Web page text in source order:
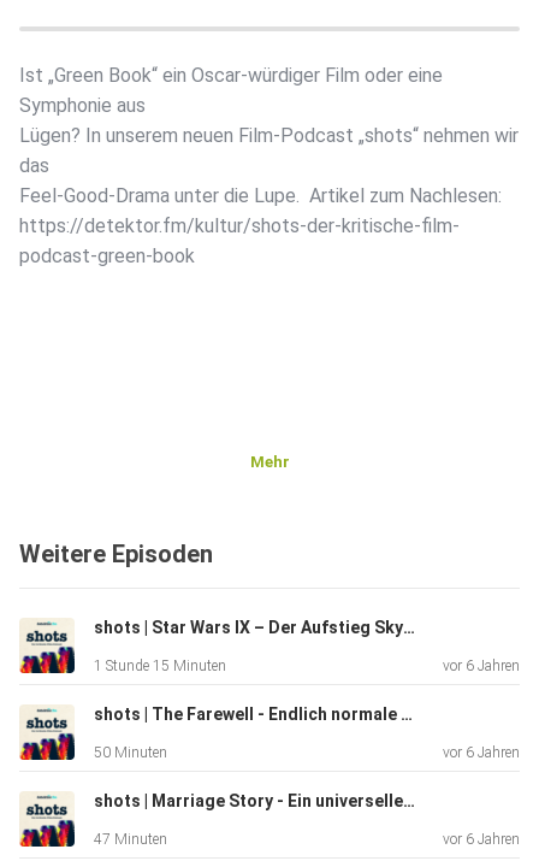
Ist „Green Book“ ein Oscar-würdiger Film oder eine
Symphonie aus
Lügen? In unserem neuen Film-Podcast „shots“ nehmen wir
das
Feel-Good-Drama unter die Lupe. ️ Artikel zum Nachlesen:
https://detektor.fm/kultur/shots-der-kritische-film-
podcast-green-book
Mehr
Weitere Episoden
shots | Star Wars IX – Der Aufstieg Skywalkers - Die letzte Folge
1 Stunde 15 Minuten vor 6 Jahren
shots | The Farewell - Endlich normale Leute!
50 Minuten vor 6 Jahren
shots | Marriage Story - Ein universeller Film?
47 Minuten vor 6 Jahren